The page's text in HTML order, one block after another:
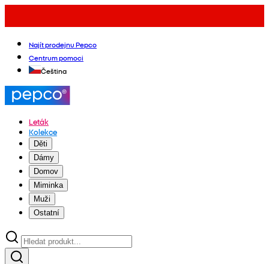
Najít prodejnu Pepco
Centrum pomoci
Čeština
Leták
Kolekce
Děti
Dámy
Domov
Miminka
Muži
Ostatní